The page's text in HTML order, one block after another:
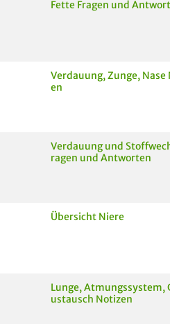
Fette Fragen und
Verdauung, Zunge, Nase
en
Verdauung und
ragen und Antworten
Übersicht Niere
Lunge, Atmungssystem,
ustausch Notizen